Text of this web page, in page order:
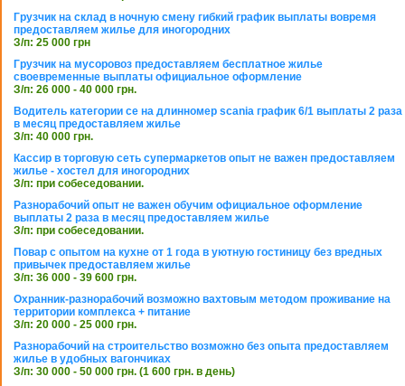
Грузчик на склад в ночную смену гибкий график выплаты вовремя
предоставляем жилье для иногородних
З/п: 25 000 грн
Грузчик на мусоровоз предоставляем бесплатное жилье
своевременные выплаты официальное оформление
З/п: 26 000 - 40 000 грн.
Водитель категории се на длинномер scania график 6/1 выплаты 2 раза
в месяц предоставляем жилье
З/п: 40 000 грн.
Кассир в торговую сеть супермаркетов опыт не важен предоставляем
жилье - хостел для иногородних
З/п: при собеседовании.
Разнорабочий опыт не важен обучим официальное оформление
выплаты 2 раза в месяц предоставляем жилье
З/п: при собеседовании.
Повар с опытом на кухне от 1 года в уютную гостиницу без вредных
привычек предоставляем жилье
З/п: 36 000 - 39 600 грн.
Охранник-разнорабочий возможно вахтовым методом проживание на
территории комплекса + питание
З/п: 20 000 - 25 000 грн.
Разнорабочий на строительство возможно без опыта предоставляем
жилье в удобных вагончиках
З/п: 30 000 - 50 000 грн. (1 600 грн. в день)